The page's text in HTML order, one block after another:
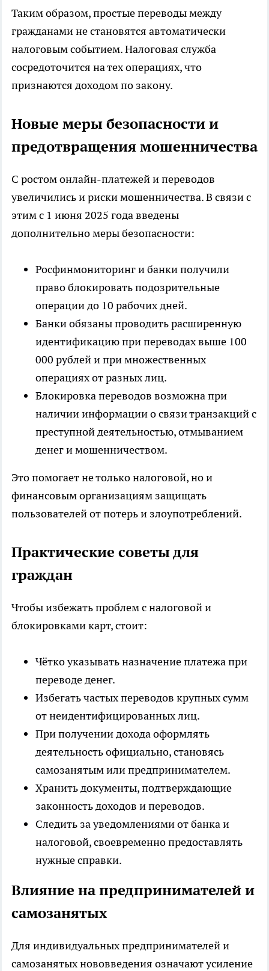
Таким образом, простые переводы между
гражданами не становятся автоматически
налоговым событием. Налоговая служба
сосредоточится на тех операциях, что
признаются доходом по закону.
Новые меры безопасности и
предотвращения мошенничества
С ростом онлайн-платежей и переводов
увеличились и риски мошенничества. В связи с
этим с 1 июня 2025 года введены
дополнительно меры безопасности:
Росфинмониторинг и банки получили
право блокировать подозрительные
операции до 10 рабочих дней.
Банки обязаны проводить расширенную
идентификацию при переводах выше 100
000 рублей и при множественных
операциях от разных лиц.
Блокировка переводов возможна при
наличии информации о связи транзакций с
преступной деятельностью, отмыванием
денег и мошенничеством.
Это помогает не только налоговой, но и
финансовым организациям защищать
пользователей от потерь и злоупотреблений.
Практические советы для
граждан
Чтобы избежать проблем с налоговой и
блокировками карт, стоит:
Чётко указывать назначение платежа при
переводе денег.
Избегать частых переводов крупных сумм
от неидентифицированных лиц.
При получении дохода оформлять
деятельность официально, становясь
самозанятым или предпринимателем.
Хранить документы, подтверждающие
законность доходов и переводов.
Следить за уведомлениями от банка и
налоговой, своевременно предоставлять
нужные справки.
Влияние на предпринимателей и
самозанятых
Для индивидуальных предпринимателей и
самозанятых нововведения означают усиление